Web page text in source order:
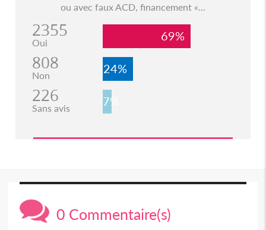
ou avec faux ACD, financement «...
2355
Oui 69%
808
Non 24%
226
Sans avis 7%
0 Commentaire(s)